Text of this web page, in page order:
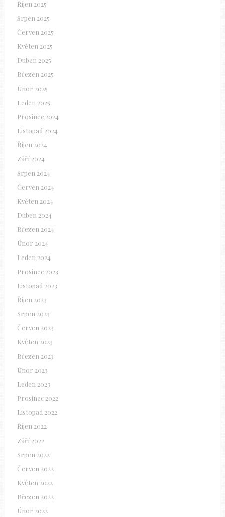
Říjen 2025
Srpen 2025
Červen 2025
Květen 2025
Duben 2025
Březen 2025
Únor 2025
Leden 2025
Prosinec 2024
Listopad 2024
Říjen 2024
Září 2024
Srpen 2024
Červen 2024
Květen 2024
Duben 2024
Březen 2024
Únor 2024
Leden 2024
Prosinec 2023
Listopad 2023
Říjen 2023
Srpen 2023
Červen 2023
Květen 2023
Březen 2023
Únor 2023
Leden 2023
Prosinec 2022
Listopad 2022
Říjen 2022
Září 2022
Srpen 2022
Červen 2022
Květen 2022
Březen 2022
Únor 2022